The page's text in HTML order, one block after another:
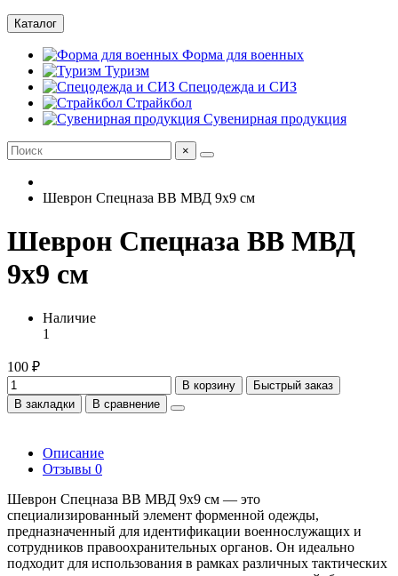
Каталог
Форма для военных
Туризм
Спецодежда и СИЗ
Страйкбол
Сувенирная продукция
×
Шеврон Спецназа ВВ МВД 9x9 см
Шеврон Спецназа ВВ МВД
9x9 см
Наличие
1
100 ₽
В корзину
Быстрый заказ
В закладки
В сравнение
Описание
Отзывы 0
Шеврон Спецназа ВВ МВД 9x9 см — это
специализированный элемент форменной одежды,
предназначенный для идентификации военнослужащих и
сотрудников правоохранительных органов. Он идеально
подходит для использования в рамках различных тактических